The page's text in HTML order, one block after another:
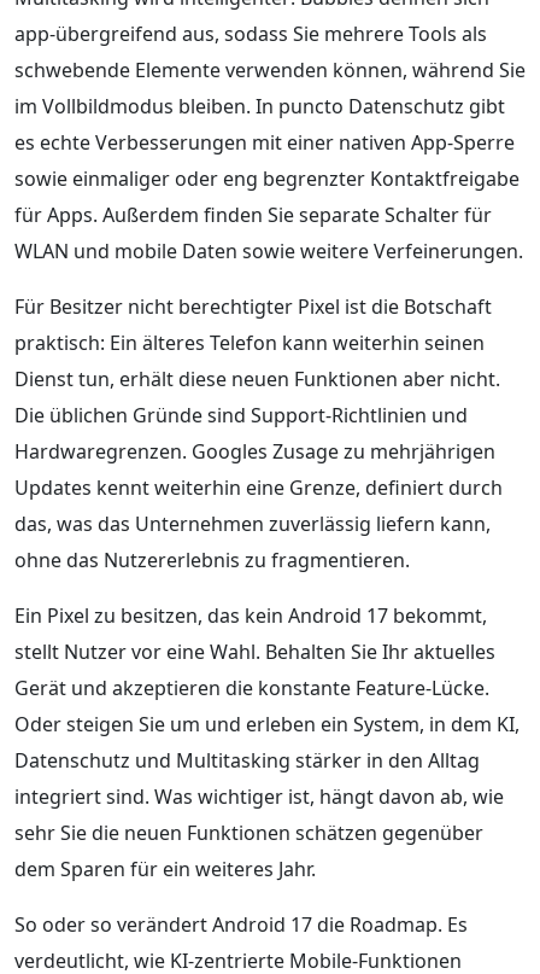
app-übergreifend aus, sodass Sie mehrere Tools als
schwebende Elemente verwenden können, während Sie
im Vollbildmodus bleiben. In puncto Datenschutz gibt
es echte Verbesserungen mit einer nativen App-Sperre
sowie einmaliger oder eng begrenzter Kontaktfreigabe
für Apps. Außerdem finden Sie separate Schalter für
WLAN und mobile Daten sowie weitere Verfeinerungen.
Für Besitzer nicht berechtigter Pixel ist die Botschaft
praktisch: Ein älteres Telefon kann weiterhin seinen
Dienst tun, erhält diese neuen Funktionen aber nicht.
Die üblichen Gründe sind Support-Richtlinien und
Hardwaregrenzen. Googles Zusage zu mehrjährigen
Updates kennt weiterhin eine Grenze, definiert durch
das, was das Unternehmen zuverlässig liefern kann,
ohne das Nutzererlebnis zu fragmentieren.
Ein Pixel zu besitzen, das kein Android 17 bekommt,
stellt Nutzer vor eine Wahl. Behalten Sie Ihr aktuelles
Gerät und akzeptieren die konstante Feature-Lücke.
Oder steigen Sie um und erleben ein System, in dem KI,
Datenschutz und Multitasking stärker in den Alltag
integriert sind. Was wichtiger ist, hängt davon ab, wie
sehr Sie die neuen Funktionen schätzen gegenüber
dem Sparen für ein weiteres Jahr.
So oder so verändert Android 17 die Roadmap. Es
verdeutlicht, wie KI-zentrierte Mobile-Funktionen